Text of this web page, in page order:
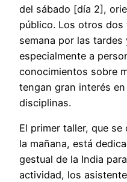
del sábado [día 2],
público. Los otros dos
semana por las
especialmente a
conocimientos sobre
tengan gran interés
disciplinas.
El primer taller, que
la mañana, está
gestual de la India
actividad, los